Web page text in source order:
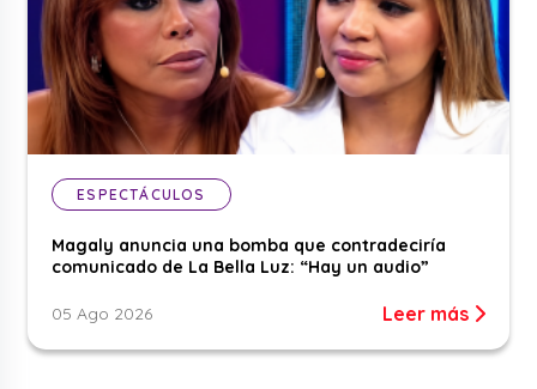
ESPECTÁCULOS
Magaly anuncia una bomba que contradeciría
comunicado de La Bella Luz: “Hay un audio”
05 Ago 2026 Leer más